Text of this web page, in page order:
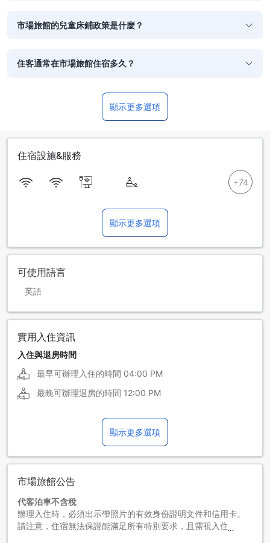
市場旅館的兒童床鋪政策是什麼？
住客通常在市場旅館住宿多久？
顯示更多選項
住宿設施&服務
顯示更多選項
可使用語言
英語
實用入住資訊
入住與退房時間
最早可辦理入住的時間 04:00 PM
最晚可辦理退房的時間 12:00 PM
顯示更多選項
市場旅館公告
代客泊車不含稅
辦理入住時，必須出示帶照片的有效身份證明文件和信用卡。
請注意，住宿無法保證能滿足所有特別要求，且需視入住時的